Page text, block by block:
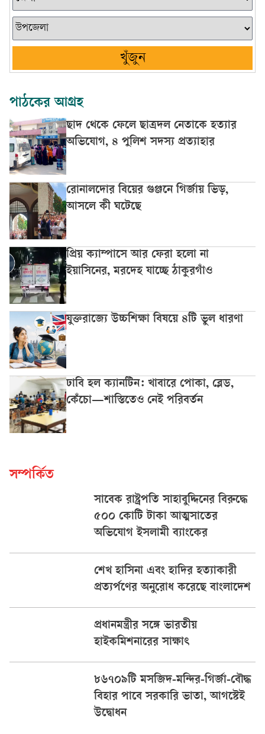
খুঁজুন
পাঠকের আগ্রহ
ছাদ থেকে ফেলে ছাত্রদল নেতাকে হত্যার
অভিযোগ, ৪ পুলিশ সদস্য প্রত্যাহার
রোনালদোর বিয়ের গুঞ্জনে গির্জায় ভিড়,
আসলে কী ঘটেছে
প্রিয় ক্যাম্পাসে আর ফেরা হলো না
ইয়াসিনের, মরদেহ যাচ্ছে ঠাকুরগাঁও
যুক্তরাজ্যে উচ্চশিক্ষা বিষয়ে ৪টি ভুল ধারণা
ঢাবি হল ক্যানটিন: খাবারে পোকা, ব্লেড,
কেঁচো—শাস্তিতেও নেই পরিবর্তন
সম্পর্কিত
সাবেক রাষ্ট্রপতি সাহাবুদ্দিনের বিরুদ্ধে
৫০০ কোটি টাকা আত্মসাতের
অভিযোগ ইসলামী ব্যাংকের
শেখ হাসিনা এবং হাদির হত্যাকারী
প্রত্যর্পণের অনুরোধ করেছে বাংলাদেশ
প্রধানমন্ত্রীর সঙ্গে ভারতীয়
হাইকমিশনারের সাক্ষাৎ
৮৬৭০৯টি মসজিদ-মন্দির-গির্জা-বৌদ্ধ
বিহার পাবে সরকারি ভাতা, আগস্টেই
উদ্বোধন